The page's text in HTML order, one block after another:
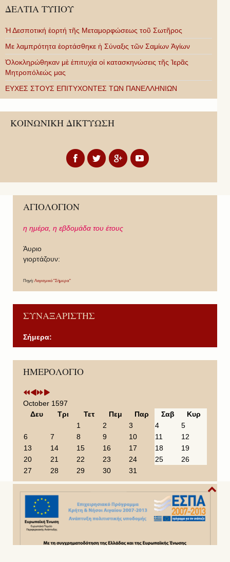
ΔΕΛΤΙΑ ΤΥΠΟΥ
Ἡ Δεσποτική ἑορτή τῆς Μεταμορφώσεως τοῦ Σωτῆρος
Με λαμπρότητα ἑορτάσθηκε ἡ Σύναξις τῶν Σαμίων Ἁγίων
Ὁλοκληρώθηκαν μὲ ἐπιτυχία οἱ κατασκηνώσεις τῆς Ἱερᾶς
Μητροπόλεώς μας
ΕΥΧΕΣ ΣΤΟΥΣ ΕΠΙΤΥΧΟΝΤΕΣ ΤΩΝ ΠΑΝΕΛΛΗΝΙΩΝ
ΚΟΙΝΩΝΙΚΗ ΔΙΚΤΥΩΣΗ
ΑΓΙΟΛΟΓΙΟΝ
η ημέρα, η εβδομάδα του έτους
Άυριο
γιορτάζουν:
Πηγή: Λογισμικό "Σήμερα"
ΣΥΝΑΞΑΡΙΣΤΗΣ
Σήμερα:
ΗΜΕΡΟΛΟΓΙΟ
P
r
v
i
s
e
a
r
P
r
v
i
o
o
n
t
h
N
e
t
Y
e
N
e
t
M
October 1597
Δευ
Τρι Τετ Πεμ Παρ Σαβ
Κυρ
1
2 3 4
5
6
7 8 9 10 11
12
13
14 15 16 17 18
19
20
21 22 23 24 25
26
27
28 29 30 31